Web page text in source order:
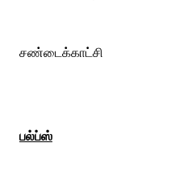
சண்டைக்காட்சி
பல்ப்ஸ்